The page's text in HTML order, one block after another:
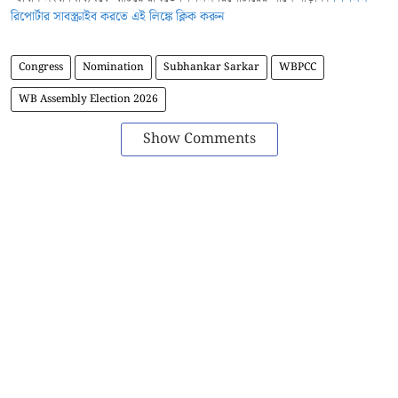
রিপোর্টার সাবস্ক্রাইব করতে এই লিঙ্কে ক্লিক করুন
Congress Nomination Subhankar Sarkar
WBPCC
WB Assembly Election 2026
Show Comments